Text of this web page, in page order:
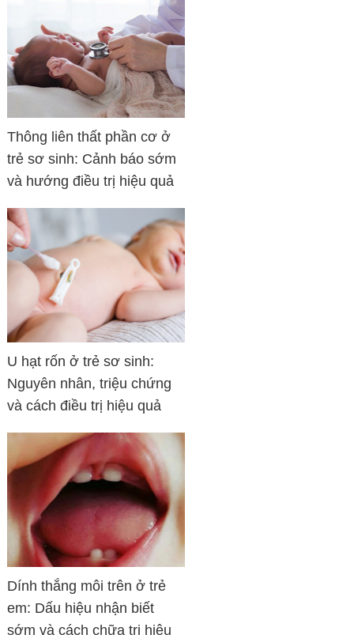
Thông liên thất phần cơ ở
trẻ sơ sinh: Cảnh báo sớm
và hướng điều trị hiệu quả
U hạt rốn ở trẻ sơ sinh:
Nguyên nhân, triệu chứng
và cách điều trị hiệu quả
Dính thắng môi trên ở trẻ
em: Dấu hiệu nhận biết
sớm và cách chữa trị hiệu